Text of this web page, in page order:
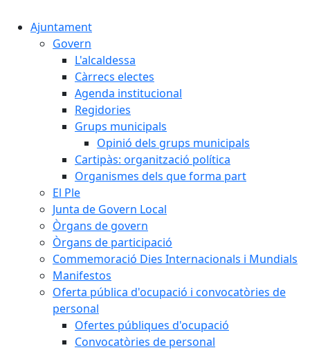
Ajuntament
Govern
L'alcaldessa
Càrrecs electes
Agenda institucional
Regidories
Grups municipals
Opinió dels grups municipals
Cartipàs: organització política
Organismes dels que forma part
El Ple
Junta de Govern Local
Òrgans de govern
Òrgans de participació
Commemoració Dies Internacionals i Mundials
Manifestos
Oferta pública d'ocupació i convocatòries de
personal
Ofertes públiques d'ocupació
Convocatòries de personal